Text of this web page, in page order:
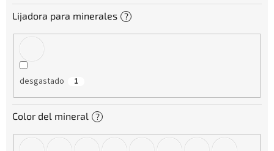
Lijadora para minerales ?
desgastado 1
Color del mineral ?